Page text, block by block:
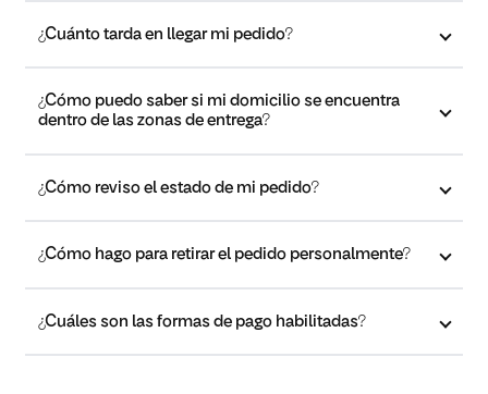
¿Cuánto tarda en llegar mi pedido?
¿Cómo puedo saber si mi domicilio se encuentra
dentro de las zonas de entrega?
¿Cómo reviso el estado de mi pedido?
¿Cómo hago para retirar el pedido personalmente?
¿Cuáles son las formas de pago habilitadas?